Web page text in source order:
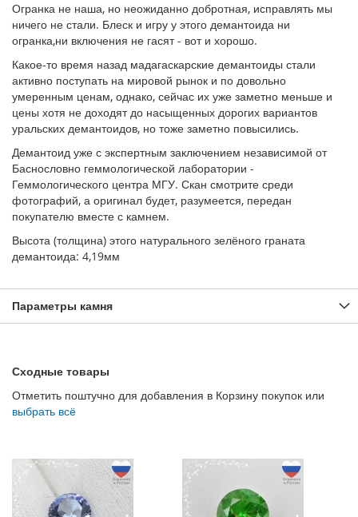
Огранка не наша, но неожиданно добротная, исправлять мы
ничего не стали. Блеск и игру у этого демантоида ни
огранка,ни включения не гасят - вот и хорошо.
Какое-то время назад мадагаскарские демантоиды стали
активно поступать на мировой рынок и по довольно
умеренным ценам, однако, сейчас их уже заметно меньше и
цены хотя не доходят до насыщенных дорогих вариантов
уральских демантоидов, но тоже заметно повысились.
Демантоид уже с экспертным заключением независимой от
Баснословно геммологической лаборатории -
Геммологического центра МГУ. Скан смотрите среди
фотографий, а оригинал будет, разумеется, передан
покупателю вместе с камнем.
Высота (толщина) этого натурального зелёного граната
демантоида: 4,19мм
Параметры камня
Сходные товары
Отметить поштучно для добавления в Корзину покупок или
выбрать всё